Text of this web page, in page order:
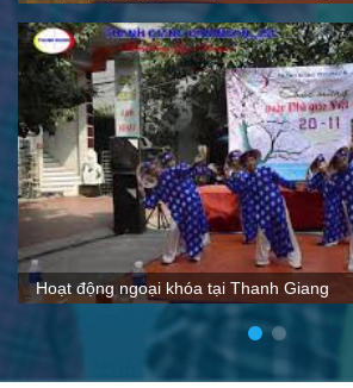
VTC nói gì về Thanh Giang